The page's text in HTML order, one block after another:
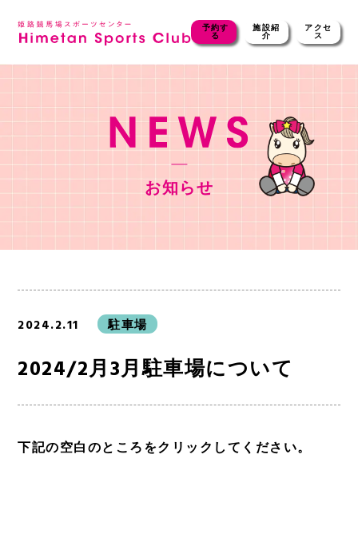
予約す
る
施設紹
介
アクセ
ス
お知らせ
2024.2.11 駐車場
2024/2月3月駐車場について
下記の空白のところをクリックしてください。